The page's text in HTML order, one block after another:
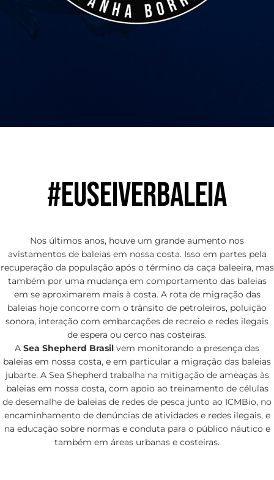
#EUSEIVERBALEIA
Nos últimos anos, houve um grande aumento nos
avistamentos de baleias em nossa costa. Isso em partes pela
recuperação da população após o término da caça baleeira, mas
também por uma mudança em comportamento das baleias
em se aproximarem mais à costa. A rota de migração das
baleias hoje concorre com o trânsito de petroleiros, poluição
sonora, interação com embarcações de recreio e redes ilegais
de espera ou cerco nas costeiras.
A Sea Shepherd Brasil vem monitorando a presença das
baleias em nossa costa, e em particular a migração das baleias
jubarte. A Sea Shepherd trabalha na mitigação de ameaças às
baleias em nossa costa, com apoio ao treinamento de células
de desemalhe de baleias de redes de pesca junto ao ICMBio, no
encaminhamento de denúncias de atividades e redes ilegais, e
na educação sobre normas e conduta para o público náutico e
também em áreas urbanas e costeiras.